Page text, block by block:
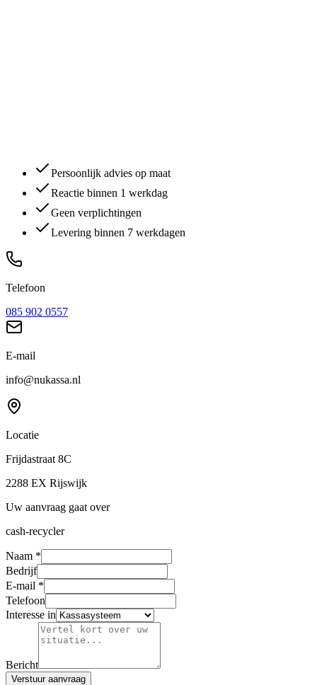
Persoonlijk advies op maat
Reactie binnen 1 werkdag
Geen verplichtingen
Levering binnen 7 werkdagen
Telefoon
085 902 0557
E-mail
info@nukassa.nl
Locatie
Frijdastraat 8C
2288 EX Rijswijk
Uw aanvraag gaat over
cash-recycler
Naam *
Bedrijf
E-mail *
Telefoon
Interesse in
Bericht
Verstuur aanvraag